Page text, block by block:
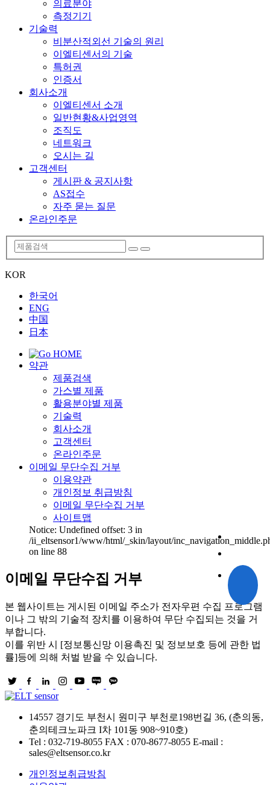
의료분야
측정기기
기술력
비분산적외선 기술의 원리
이엘티센서의 기술
특허권
인증서
회사소개
이엘티센서 소개
일반현황&사업영역
조직도
네트워크
오시는 길
고객센터
게시판 & 공지사항
AS접수
자주 묻는 질문
온라인주문
KOR
한국어
ENG
中国
日本
약관
제품검색
가스별 제품
활용분야별 제품
기술력
회사소개
고객센터
온라인주문
이메일 무단수집 거부
이용약관
개인정보 취급방침
이메일 무단수집 거부
사이트맵
Notice: Undefined offset: 3 in
/ii_eltsensor1/www/html/_skin/layout/
on line 88
이메일 무단수집 거부
본 웹사이트는 게시된 이메일 주소가 전자우편 수집 프로그램
이나 그 밖의 기술적 장치를 이용하여 무단 수집되는 것을 거
부합니다.
이를 위반 시 [정보통신망 이용촉진 및 정보보호 등에 관한 법
률]등에 의해 처벌 받을 수 있습니다.
14557 경기도 부천시 원미구 부천로198번길 36, (춘의동,
춘의테크노파크 I차 101동 908~910호)
Tel : 032-719-8055 FAX : 070-8677-8055 E-mail :
sales@eltsensor.co.kr
개인정보취급방침